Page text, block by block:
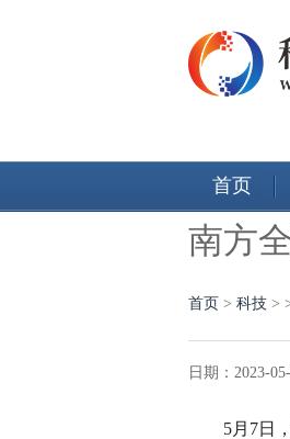
首页
南方
首页 > 科技 >
日期：2023-
5月7日